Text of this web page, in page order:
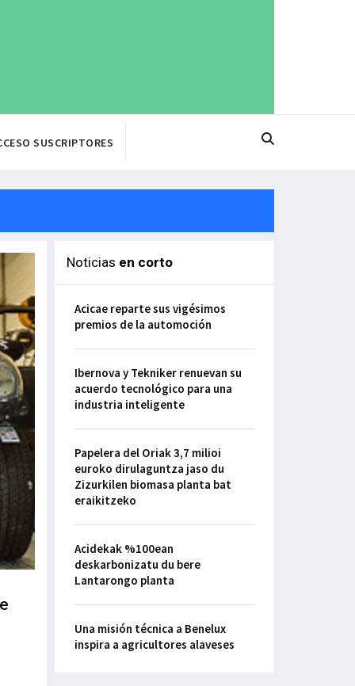
SUSCRIPTORES
Noticias en corto
Acicae reparte sus vigésimos
premios de la automoción
Ibernova y Tekniker renuevan su
acuerdo tecnológico para una
industria inteligente
Papelera del Oriak 3,7 milioi
euroko dirulaguntza jaso du
Zizurkilen biomasa planta bat
eraikitzeko
Acidekak %100ean
deskarbonizatu du bere
Lantarongo planta
Una misión técnica a Benelux
inspira a agricultores alaveses